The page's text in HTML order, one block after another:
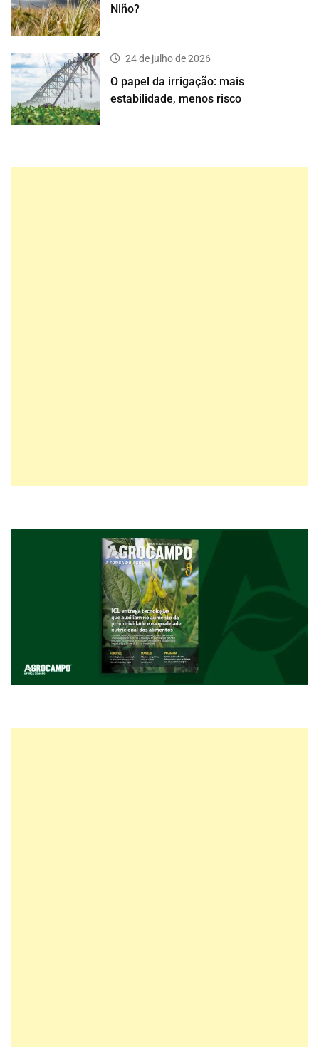
Niño?
24 de julho de 2026
O papel da irrigação: mais
estabilidade, menos risco